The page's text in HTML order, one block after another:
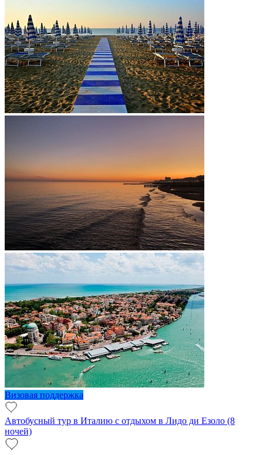
Визовая поддержка
Автобусный тур в Италию с отдыхом в Лидо ди Езоло (8
ночей)